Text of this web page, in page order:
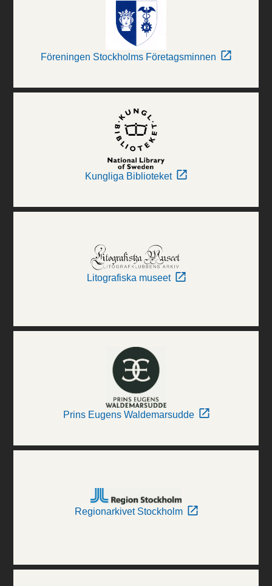
Föreningen Stockholms Företagsminnen
Kungliga Biblioteket
Litografiska museet
Prins Eugens Waldemarsudde
Regionarkivet Stockholm